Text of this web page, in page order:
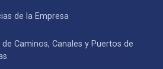
de la Empresa
de Caminos, Canales y Puertos de